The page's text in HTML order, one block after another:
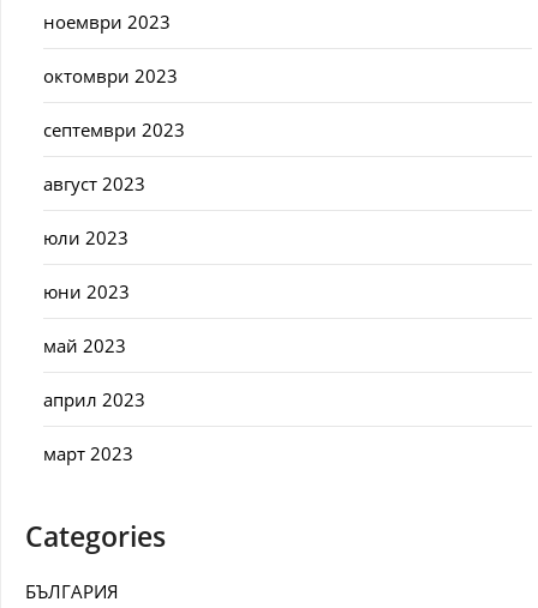
ноември 2023
октомври 2023
септември 2023
август 2023
юли 2023
юни 2023
май 2023
април 2023
март 2023
Categories
БЪЛГАРИЯ